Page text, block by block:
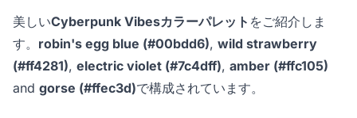
美しいCyberpunk Vibesカラーパレット をご紹介しま
す。 robin's egg blue (#00bdd6), wild strawberry
(#ff4281), electric violet (#7c4dff), amber (#ffc105)
and gorse (#ffec3d)で構成されています。